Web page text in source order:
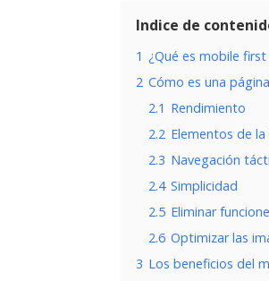
Indice de
1 ¿Qué es mobile
2 Cómo es una
2.1 Rendimiento
2.2 Elementos de
2.3 Navegación
2.4 Simplicidad
2.5 Eliminar
2.6 Optimizar las
3 Los beneficios del